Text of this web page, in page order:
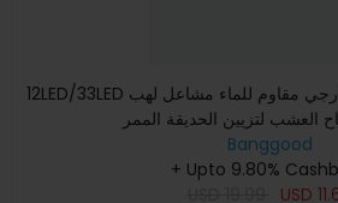
12LED/33LED ضوء الحديقة الشمسي خارجي مقاوم للماء مشاعل لهب
العشب لتزيين الحديقة الممر
Banggood
+ Upto 9.80%
USD